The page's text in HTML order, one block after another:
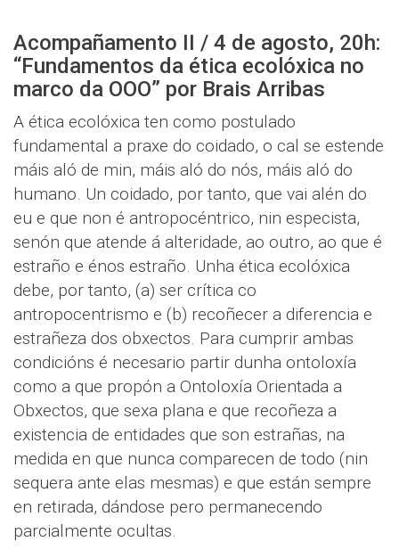
Acompañamento II / 4 de agosto, 20h:
“Fundamentos da ética ecolóxica no
marco da OOO” por Brais Arribas
A ética ecolóxica ten como postulado
fundamental a praxe do coidado, o cal se estende
máis aló de min, máis aló do nós, máis aló do
humano. Un coidado, por tanto, que vai alén do
eu e que non é antropocéntrico, nin especista,
senón que atende á alteridade, ao outro, ao que é
estraño e énos estraño. Unha ética ecolóxica
debe, por tanto, (a) ser crítica co
antropocentrismo e (b) recoñecer a diferencia e
estrañeza dos obxectos. Para cumprir ambas
condicións é necesario partir dunha ontoloxía
como a que propón a Ontoloxía Orientada a
Obxectos, que sexa plana e que recoñeza a
existencia de entidades que son estrañas, na
medida en que nunca comparecen de todo (nin
sequera ante elas mesmas) e que están sempre
en retirada, dándose pero permanecendo
parcialmente ocultas.